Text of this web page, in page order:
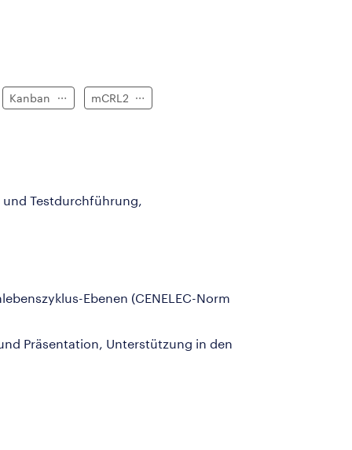
Kanban mCRL2
Testdurchführung,
Ebenen (CENELEC-Norm
Präsentation, Unterstützung in den